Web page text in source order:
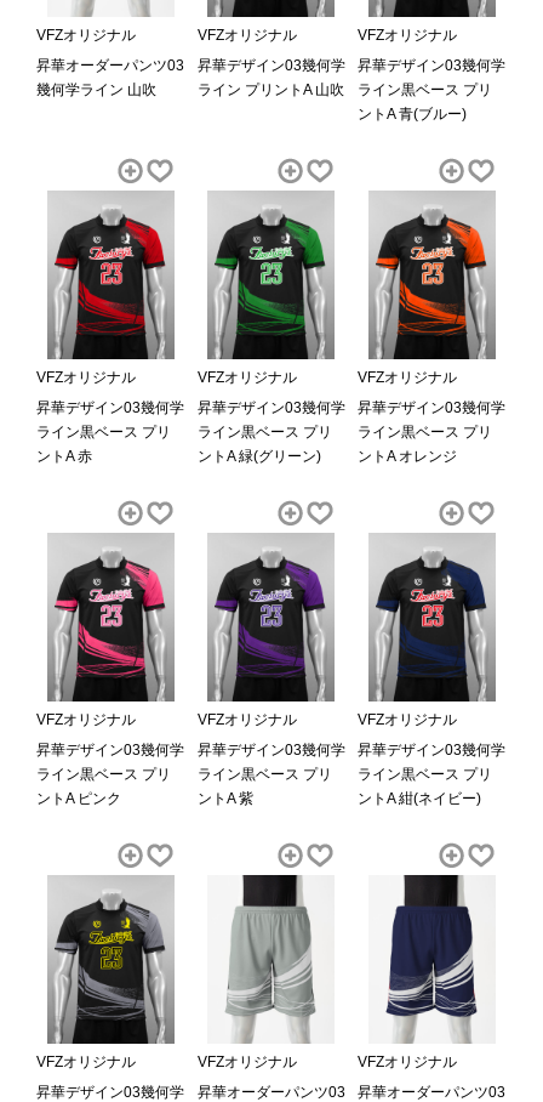
VFZオリジナル
昇華オーダーパンツ03
幾何学ライン 山吹
VFZオリジナル
昇華デザイン03幾何学
ライン プリントA 山吹
VFZオリジナル
昇華デザイン03幾何学
ライン黒ベース プリ
ントA 青(ブルー)
VFZオリジナル
昇華デザイン03幾何学
ライン黒ベース プリ
ントA 赤
VFZオリジナル
昇華デザイン03幾何学
ライン黒ベース プリ
ントA 緑(グリーン)
VFZオリジナル
昇華デザイン03幾何学
ライン黒ベース プリ
ントA オレンジ
VFZオリジナル
昇華デザイン03幾何学
ライン黒ベース プリ
ントA ピンク
VFZオリジナル
昇華デザイン03幾何学
ライン黒ベース プリ
ントA 紫
VFZオリジナル
昇華デザイン03幾何学
ライン黒ベース プリ
ントA 紺(ネイビー)
VFZオリジナル
昇華デザイン03幾何学
VFZオリジナル
昇華オーダーパンツ03
VFZオリジナル
昇華オーダーパンツ03